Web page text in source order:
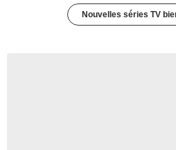
Nouvelles séries TV